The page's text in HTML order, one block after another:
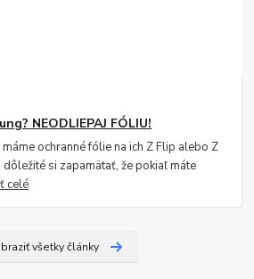
NEODLIEPAJ FÓLIU!
ochranné fólie na ich Z Flip alebo Z
dôležité si zapamätať, že pokiaľ máte
celé
všetky články